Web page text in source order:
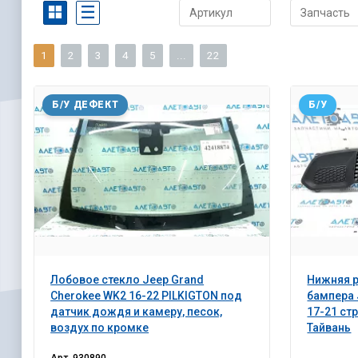
1 2 3 4 5 22
Лобовое стекло Jeep Grand
Cherokee WK2 16-22 PILKIGTON под
датчик дождя и камеру, песок,
воздух по кромке
Б/У ДЕФЕКТ
Нижняя
бампера
17-21
Тайвань
Б/У